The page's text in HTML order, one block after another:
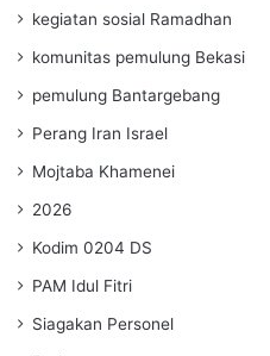
kegiatan sosial Ramadhan
komunitas pemulung Bekasi
pemulung Bantargebang
Perang Iran Israel
Mojtaba Khamenei
2026
Kodim 0204 DS
PAM Idul Fitri
Siagakan Personel